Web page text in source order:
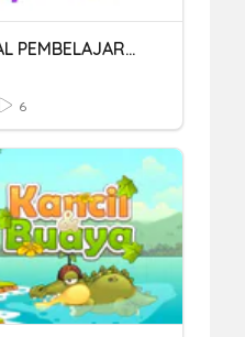
FORMATIF AWAL PEMBELAJARAN 3 (NARASI)
6